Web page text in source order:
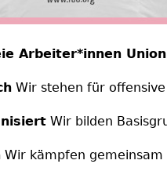
Arbeiter*innen
Wir stehen für
Wir bilden
Wir kämpfen